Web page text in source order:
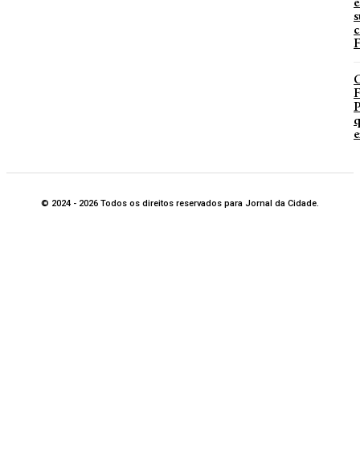
© 2024 - 2026 Todos os direitos reservados para Jornal da Cidade.